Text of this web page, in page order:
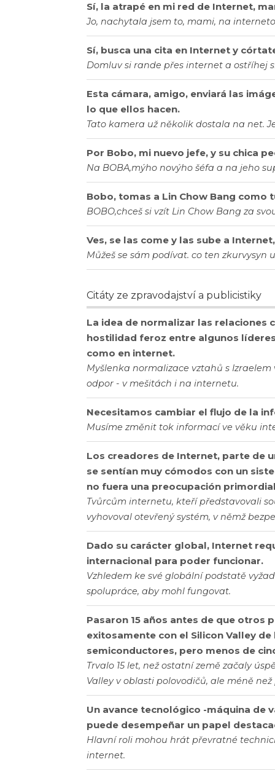
Sí, la atrapé en mi red de Internet,
Jo, nachytala jsem to, mami, na
Sí, busca una cita en Internet y
Domluv si rande přes internet a ostříhej
Esta cámara, amigo, enviará las
lo que ellos hacen.
Tato kamera už několik dostala na net.
Por Bobo, mi nuevo jefe, y su chica
Na BOBA,mýho novýho šéfa a na jeho
Bobo, tomas a Lin Chow Bang
BOBO,chceš si vzít Lin Chow Bang za
Ves, se las come y las sube a
Můžeš se sám podívat. co ten
Citáty ze zpravodajství a publicistiky
La idea de normalizar las relaciones
hostilidad feroz entre algunos
como en internet.
Myšlenka normalizace vztahů s
odpor - v mešitách i na internetu.
Necesitamos cambiar el flujo de la
Musíme změnit tok informací ve věku
Los creadores de Internet, parte de
se sentían muy cómodos con un
no fuera una preocupación
Tvůrcům internetu, kteří představovali
vyhovoval otevřený systém, v němž
Dado su carácter global, Internet
internacional para poder funcionar.
Vzhledem ke své globální podstatě
spolupráce, aby mohl fungovat.
Pasaron 15 años antes de que otros
exitosamente con el Silicon Valley
semiconductores, pero menos de
Trvalo 15 let, než ostatní země začaly
Valley v oblasti polovodičů, ale méně
Un avance tecnológico -máquina de
puede desempeñar un papel
Hlavní roli mohou hrát převratné
internet.